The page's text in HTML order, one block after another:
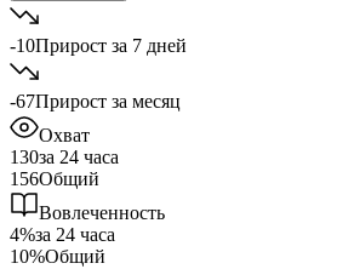
-10Прирост за 7 дней
-67Прирост за месяц
Охват
130за 24 часа
156Общий
Вовлеченность
4%за 24 часа
10%Общий